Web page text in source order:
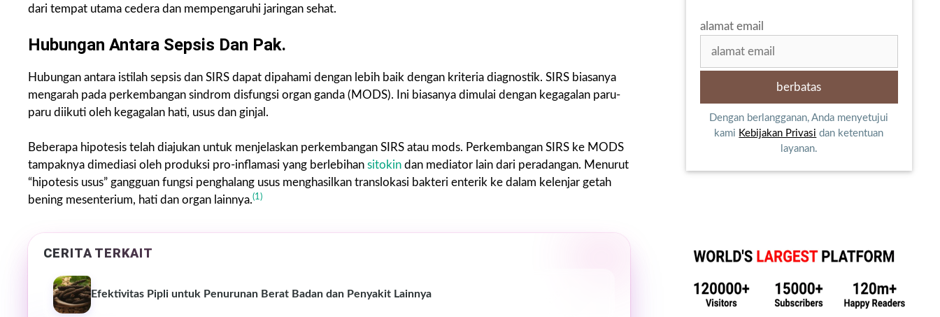
dari tempat utama cedera dan mempengaruhi jaringan sehat.
Hubungan Antara Sepsis Dan Pak.
Hubungan antara istilah sepsis dan SIRS dapat dipahami dengan lebih baik dengan kriteria diagnostik. SIRS biasanya
mengarah pada perkembangan sindrom disfungsi organ ganda (MODS). Ini biasanya dimulai dengan kegagalan paru-
paru diikuti oleh kegagalan hati, usus dan ginjal.
Beberapa hipotesis telah diajukan untuk menjelaskan perkembangan SIRS atau mods. Perkembangan SIRS ke MODS
tampaknya dimediasi oleh produksi pro-inflamasi yang berlebihan sitokin dan mediator lain dari peradangan. Menurut
“hipotesis usus” gangguan fungsi penghalang usus menghasilkan translokasi bakteri enterik ke dalam kelenjar getah
bening mesenterium, hati dan organ lainnya.(1)
CERITA TERKAIT
Efektivitas Pipli untuk Penurunan Berat Badan dan Penyakit Lainnya
alamat email
Dengan berlangganan, Anda menyetujui
kami Kebijakan Privasi dan ketentuan
layanan.